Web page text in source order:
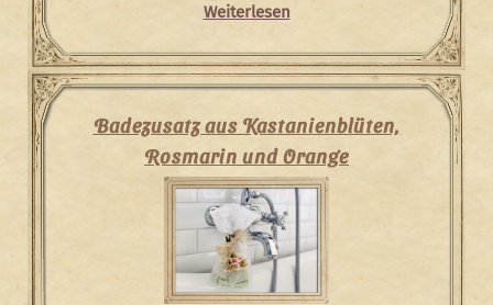
Weiterlesen
Badezusatz aus Kastanienblüten,
Rosmarin und Orange